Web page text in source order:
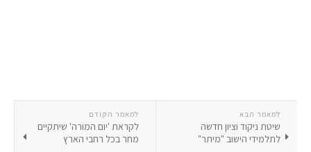
למאמר הקודם
לקראת 'יום המורה' שיתקיים
מחר בכל רחבי הארץ
למאמר הבא
שיטת ניקוד וציון חדשה
לתלמידי הישוב "מיתר"